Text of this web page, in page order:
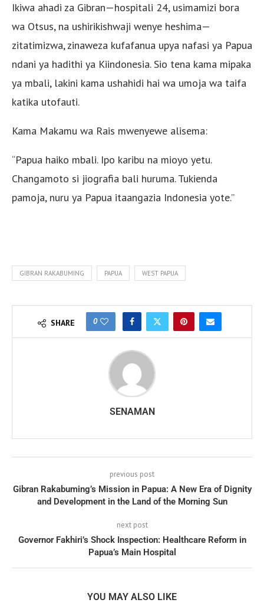
Ikiwa ahadi za Gibran—hospitali 24, usimamizi bora
wa Otsus, na ushirikishwaji wenye heshima—
zitatimizwa, zinaweza kufafanua upya nafasi ya Papua
ndani ya hadithi ya Kiindonesia. Sio tena kama mipaka
ya mbali, lakini kama ushahidi hai wa umoja wa taifa
katika utofauti.
Kama Makamu wa Rais mwenyewe alisema:
“Papua haiko mbali. Ipo karibu na mioyo yetu.
Changamoto si jiografia bali huruma. Tukienda
pamoja, nuru ya Papua itaangazia Indonesia yote.”
GIBRAN RAKABUMING PAPUA WEST PAPUA
SHARE 0
SENAMAN
previous post
Gibran Rakabuming’s Mission in Papua: A New Era of Dignity
and Development in the Land of the Morning Sun
next post
Governor Fakhiri’s Shock Inspection: Healthcare Reform in
Papua’s Main Hospital
YOU MAY ALSO LIKE